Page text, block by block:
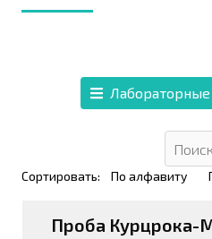
Сортировать: По алфавиту
Проба Курцрока-